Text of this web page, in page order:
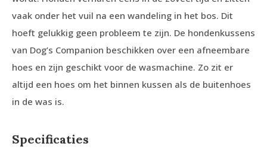
vaak onder het vuil na een wandeling in het bos. Dit
hoeft gelukkig geen probleem te zijn. De hondenkussens
van Dog’s Companion beschikken over een afneembare
hoes en zijn geschikt voor de wasmachine. Zo zit er
altijd een hoes om het binnen kussen als de buitenhoes
in de was is.
Specificaties